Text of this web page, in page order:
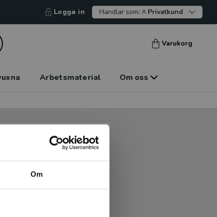
Om
Logga in Handlar som: Privatkund
Varukorg
Arbetsmaterial Om oss
betala mot faktura
hos oss.